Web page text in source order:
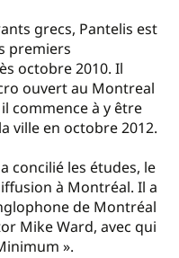
grecs, Pantelis est
premiers
octobre 2010. Il
ouvert au Montreal
commence à y être
ville en octobre 2012.
concilié les études, le
à Montréal. Il a
de Montréal
Mike Ward, avec qui
».